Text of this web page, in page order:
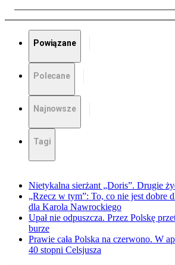
Powiązane
Polecane
Najnowsze
Tagi
Nietykalna sierżant „Doris”. Drugie
„Rzecz w tym”: To, co nie jest dobre
dla Karola Nawrockiego
Upał nie odpuszcza. Przez Polskę
burze
Prawie cała Polska na czerwono. W
40 stopni Celsjusza